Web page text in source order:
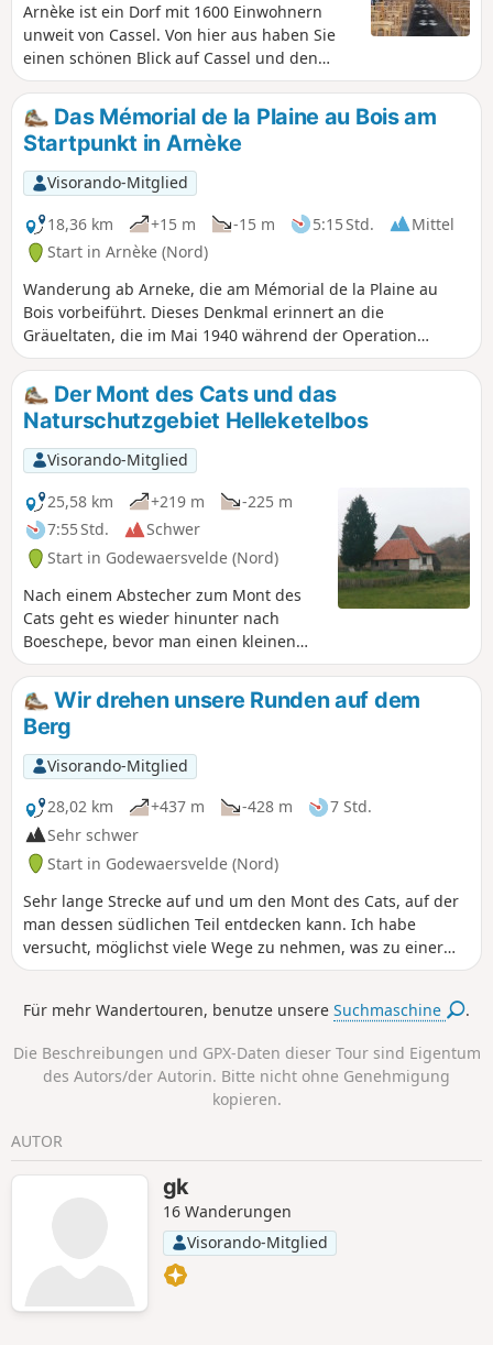
Arnèke ist ein Dorf mit 1600 Einwohnern
unweit von Cassel. Von hier aus haben Sie
einen schönen Blick auf Cassel und den
Mont des Récollets sowie auf die Kirche von
Zegerscappel.
Das Mémorial de la Plaine au Bois am
Startpunkt in Arnèke
Visorando-Mitglied
18,36 km
+15 m -15 m 5:15 Std.
Mittel
Start in Arnèke (Nord)
Wanderung ab Arneke, die am Mémorial de la Plaine au
Bois vorbeiführt. Dieses Denkmal erinnert an die
Gräueltaten, die im Mai 1940 während der Operation
Dynamo begangen wurden. Diese Wanderung führt über
Wege und kleine Straßen, die wenig begehen sind.
Der Mont des Cats und das
Naturschutzgebiet Helleketelbos
Visorando-Mitglied
25,58 km
+219 m
-225 m
7:55 Std.
Schwer
Start in Godewaersvelde (Nord)
Nach einem Abstecher zum Mont des
Cats geht es wieder hinunter nach
Boeschepe, bevor man einen kleinen
Abstecher nach Belgien in die Nähe von
Poperinge macht. Als Bonus gibt es eine
„kleine“ Rundwanderung im
Naturschutzgebiet Helleketelbos – nur
um sich die Wanderschuhe schmutzig
zu machen.
Wir drehen unsere Runden auf dem
Berg
Visorando-Mitglied
28,02 km
+437 m -428 m
7 Std.
Sehr schwer
Start in Godewaersvelde (Nord)
Sehr lange Strecke auf und um den Mont des Cats, auf der
man dessen südlichen Teil entdecken kann. Ich habe
versucht, möglichst viele Wege zu nehmen, was zu einer
sehr kurvenreichen Route führt (daher der Titel der
nicht immer sehr gut ist.
Für mehr Wandertouren, benutze unsereSuchmaschine .
Die Beschreibungen und GPX-Daten dieser Tour sind Eigentum
des Autors/der Autorin. Bitte nicht ohne Genehmigung
kopieren.
AUTOR
gk
16 Wanderungen
Visorando-Mitglied